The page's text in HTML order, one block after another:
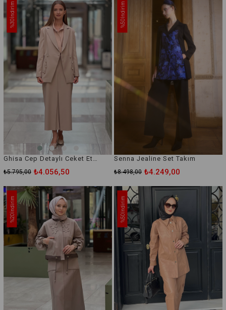
₺4.056,50
₺5.795,00
%30
İndirim
Senna Jealine Set Takım
₺4.249,00
₺8.498,00
%50
İndirim
%20
İndirim
%50
İndirim